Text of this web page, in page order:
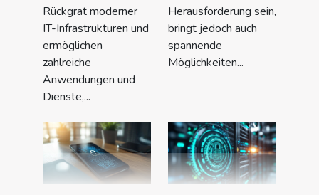
Rückgrat moderner
IT-Infrastrukturen und
ermöglichen
zahlreiche
Anwendungen und
Dienste,...
Herausforderung sein,
bringt jedoch auch
spannende
Möglichkeiten...